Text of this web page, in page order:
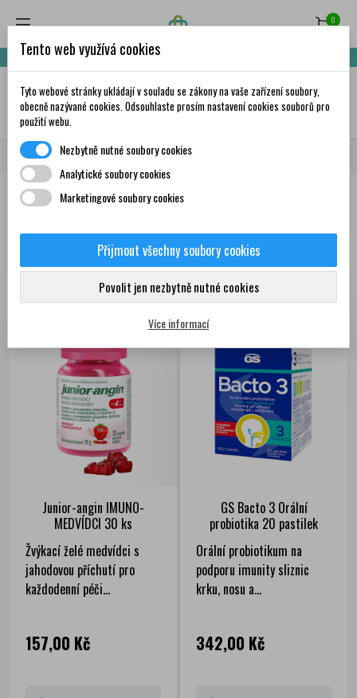
0
Nakupte za 999,- Kč a získáte dopravu zdarma!
✦AI
Domů Trápí mě Dýchací cesty
Produkty
Seřadit podle: První nové produkty
Zobrazení 1-12 z 80
položek
Junior-angin IMUNO-
MEDVÍDCI 30 ks
Žvýkací želé medvídci s
jahodovou příchutí pro
každodenní péči...
Cena
157,00 Kč
GS Bacto 3 Orální
probiotika 20 pastilek
Orální probiotikum na
podporu imunity sliznic
krku, nosu a...
Cena
342,00 Kč
Tento web využívá cookies
Tyto webové stránky ukládají v souladu se zákony na vaše zařízení soubory,
obecně nazývané cookies. Odsouhlaste prosím nastavení cookies souborů pro
použití webu.
Nezbytně nutné soubory cookies
Analytické soubory cookies
Marketingové soubory cookies
Přijmout všechny soubory cookies
Povolit jen nezbytně nutné cookies
Více informací